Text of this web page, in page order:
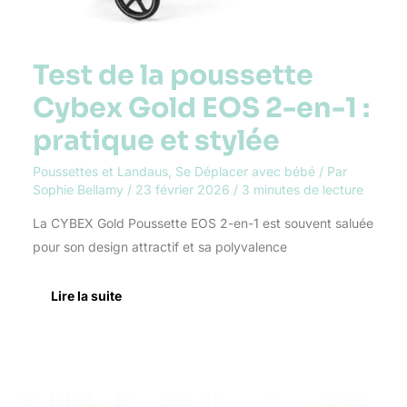
Test de la poussette
Cybex Gold EOS 2-en-1 :
pratique et stylée
Poussettes et Landaus, Se Déplacer avec bébé/ Par
Sophie Bellamy / 23 février 2026 / 3 minutes de lecture
La CYBEX Gold Poussette EOS 2-en-1 est souvent saluée
pour son design attractif et sa polyvalence
Lire la suite